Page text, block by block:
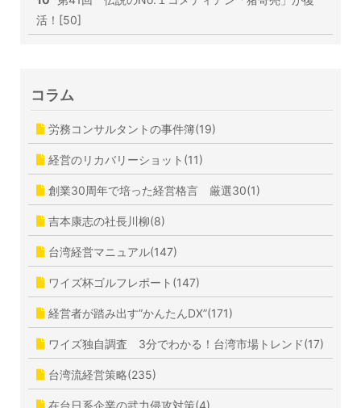
活！[50]
コラム
労務コンサルタントの事件簿(19)
経営のリカバリーショット(11)
創業30周年で培った経営格言 厳選30(1)
吉本康志の社長川柳(8)
台湾経営マニュアル(147)
ワイズ杯ゴルフレポート(147)
経営者が踏み出す”かんたんDX”(171)
ワイズ独自調査 3分でわかる！台湾市場トレンド(17)
台湾流経営策略(235)
在台日系企業の武力侵攻対策(4)